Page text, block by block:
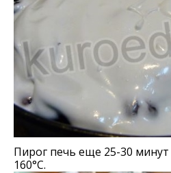
Пирог печь еще 25-30
160°C.